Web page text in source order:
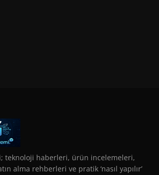
teknoloji haberleri, ürün incelemeleri,
alma rehberleri ve pratik ‘nasıl yapılır’